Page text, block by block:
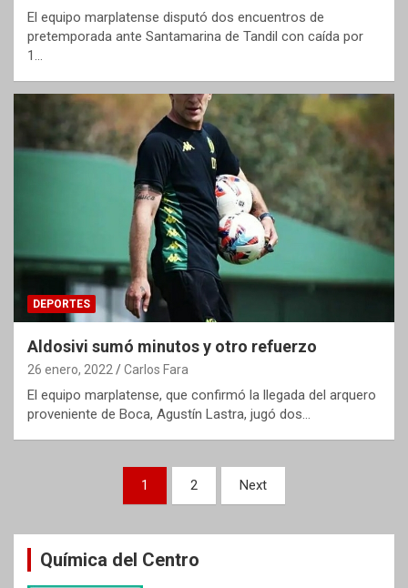
El equipo marplatense disputó dos encuentros de
pretemporada ante Santamarina de Tandil con caída por
1…
DEPORTES
Aldosivi sumó minutos y otro refuerzo
26 enero, 2022 Carlos Fara
El equipo marplatense, que confirmó la llegada del arquero
proveniente de Boca, Agustín Lastra, jugó dos…
entradas
1 2 Next
Química del Centro